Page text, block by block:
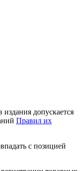
допускается
Правил их
с позицией